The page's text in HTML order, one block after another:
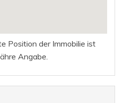
Position der Immobilie ist
Angabe.